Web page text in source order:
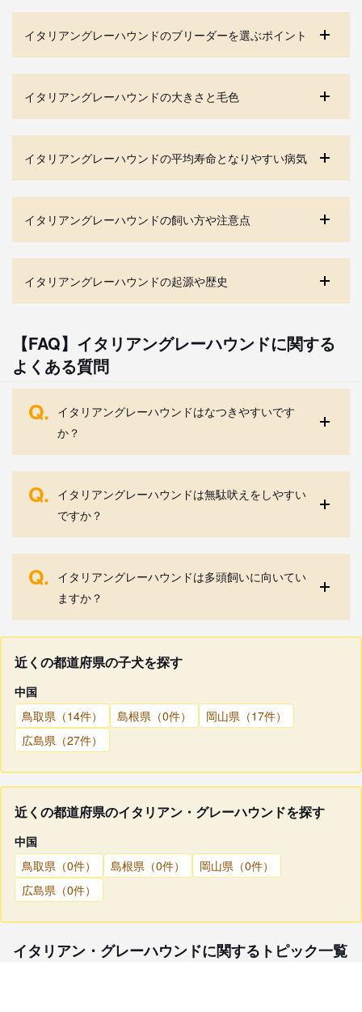
イタリアングレーハウンドのブリーダーを選ぶポイント
イタリアングレーハウンドの大きさと毛色
イタリアングレーハウンドの平均寿命となりやすい病気
イタリアングレーハウンドの飼い方や注意点
イタリアングレーハウンドの起源や歴史
【FAQ】イタリアングレーハウンドに関する
よくある質問
Q. イタリアングレーハウンドはなつきやすいです
か？
Q. イタリアングレーハウンドは無駄吠えをしやすい
ですか？
Q. イタリアングレーハウンドは多頭飼いに向いてい
ますか？
近くの都道府県の子犬を探す
中国
鳥取県（14件）
島根県（0件）
岡山県（17件）
広島県（27件）
近くの都道府県のイタリアン・グレーハウンドを探す
中国
鳥取県（0件）
島根県（0件）
岡山県（0件）
広島県（0件）
イタリアン・グレーハウンドに関するトピック一覧